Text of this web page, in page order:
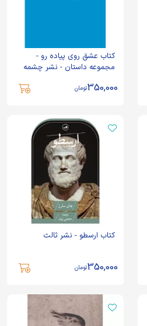
کتاب عشق روی پیاده رو -
مجموعه داستان - نشر چشمه
350,000تومان
کتاب ارسطو - نشر ثالث
350,000تومان